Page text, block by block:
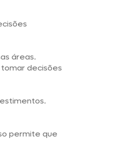
áreas.
decisões
permite que